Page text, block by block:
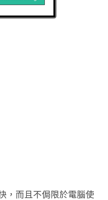
，而且不侷限於電腦使